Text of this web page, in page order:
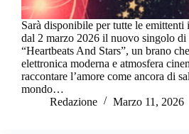
Sarà disponibile per tutte le emittenti
dal 2 marzo 2026 il nuovo singolo
“Heartbeats And Stars”, un brano
elettronica moderna e atmosfera
raccontare l’amore come ancora di
mondo…
Redazione
Marzo 11, 2026